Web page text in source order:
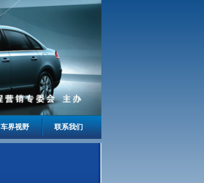
车界视野 联系我们